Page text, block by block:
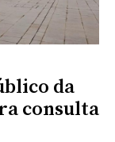
da
consulta